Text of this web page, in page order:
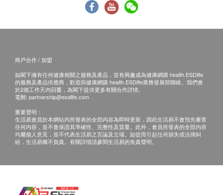
支援免疫功能，或有助降低感染疾病的風險。
Marathon Elite ( Beta Alanine 加強版），或有助於增
聚，讓馬拉松運動員跑得更快、更遠。
Omega Alpha ( 歐米加 3 運動配方 )，或有助於減少
肌肉損傷和酸痛，或可抗發炎、或有助於肌肉恢復、
功能、預防疾病和感染、改善認知功能和情緒。
此魚油採用鯡魚科和鳀科魚類製造，最大程度避免 重
或過期退回，供應商有權不受理。
電郵: cs@merlynhealth.co.uk
商戶合作 / 加盟
如閣下擁有任何健康相關之服務及產品，並有興趣成為健康網購 health.ESDlife
的服務及產品供應商，歡迎與健康網購 health.ESDlife業務發展部聯絡。我們會
於2個工作天內回覆，為閣下提供更多有關合作詳情。
電郵: partnership@esdlife.com
重要聲明：
生活易會員於本網站內所發表的全部內容為即時更新，因此生活易不會預先審查
任何內容，並不會保證其準確性、完整性及質量。此外，會員所發表的全部內容
均屬個人意見，並不代表生活易之言論及立場。如從而引起任何損失或法律糾
紛，生活易概不負責。有關詳情請參閱生活易的免責聲明。